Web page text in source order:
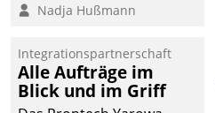
digitalen Cockpit, das
passende Fragen und
Schlagworte auswirft.
Eine intuitive
Nadja Hußmann
Integrationspartnerschaft
Alle Aufträge im
Blick und im Griff